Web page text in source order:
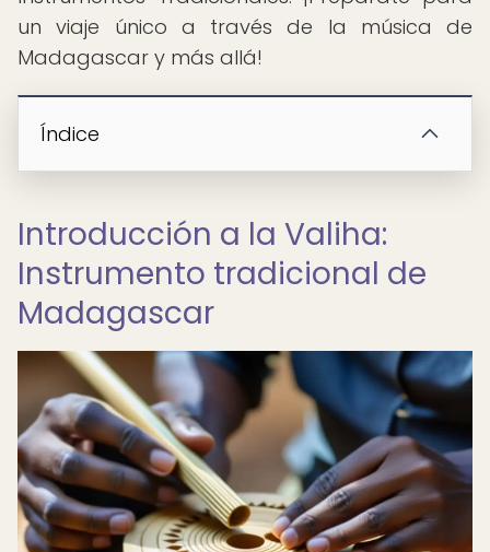
un viaje único a través de la música de
Madagascar y más allá!
Índice
Introducción a la Valiha:
Instrumento tradicional de
Madagascar